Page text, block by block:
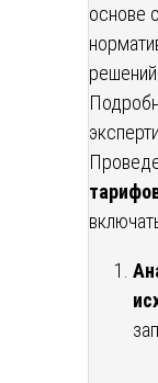
основе
решений.